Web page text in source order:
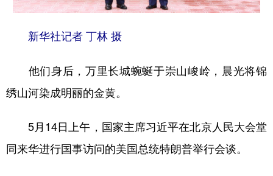
广东 广西 海南 重庆
四川 贵州
陕西 甘肃 青海 宁夏
新疆 内蒙古 黑龙江
新华社记者 丁林 摄
他们身后，万里长城蜿蜒于崇山峻岭，晨光将锦
绣山河染成明丽的金黄。
5月14日上午，国家主席习近平在北京人民大会堂
同来华进行国事访问的美国总统特朗普举行会谈。